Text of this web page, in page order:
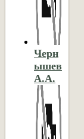
Черн
ышев
А.А.